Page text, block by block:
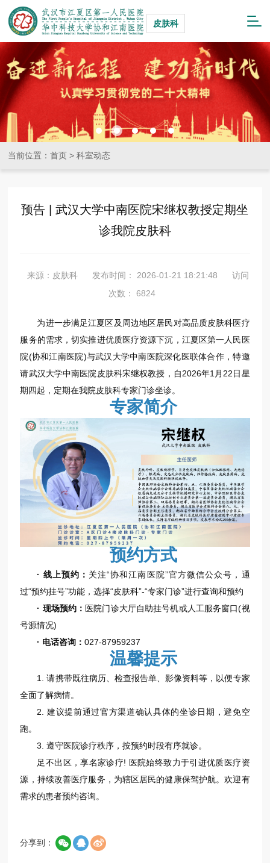
皮肤科
当前位置：首页 >科室动态
预告 | 武汉大学中南医院宋继权教授定期坐
诊我院皮肤科
来源：皮肤科 发布时间： 2026-01-21 18:21:48
访问
次数： 6824
为进一步满足江夏区及周边地区居民对高品质皮肤科医疗
服务的需求，切实推进优质医疗资源下沉，江夏区第一人民医
院(协和江南医院)与武汉大学中南医院深化医联体合作，特邀
请武汉大学中南医院皮肤科宋继权教授，自2026年1月22日星
期四起，定期在我院皮肤科专家门诊坐诊。
专家简介
预约方式
· 线上预约： 关注“协和江南医院”官方微信公众号，通
过“预约挂号”功能，选择“皮肤科”-“专家门诊”进行查询和预约
· 现场预约： 医院门诊大厅自助挂号机或人工服务窗口(视
号源情况)
· 电话咨询：027-87959237
温馨提示
1. 请携带既往病历、检查报告单、影像资料等，以便专家
全面了解病情。
2. 建议提前通过官方渠道确认具体的坐诊日期，避免空
跑。
3. 遵守医院诊疗秩序，按预约时段有序就诊。
足不出区，享名家诊疗! 医院始终致力于引进优质医疗资
源，持续改善医疗服务，为辖区居民的健康保驾护航。欢迎有
需求的患者预约咨询。
分享到：